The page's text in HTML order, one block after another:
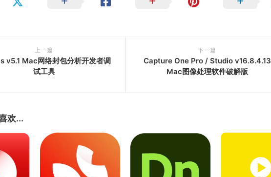
下一篇
Capture One Pro / Studio v16.8.4.13
Mac图像处理软件破解版
上一篇
v5.1 Mac网络封包分析开发者调
试工具
欢...